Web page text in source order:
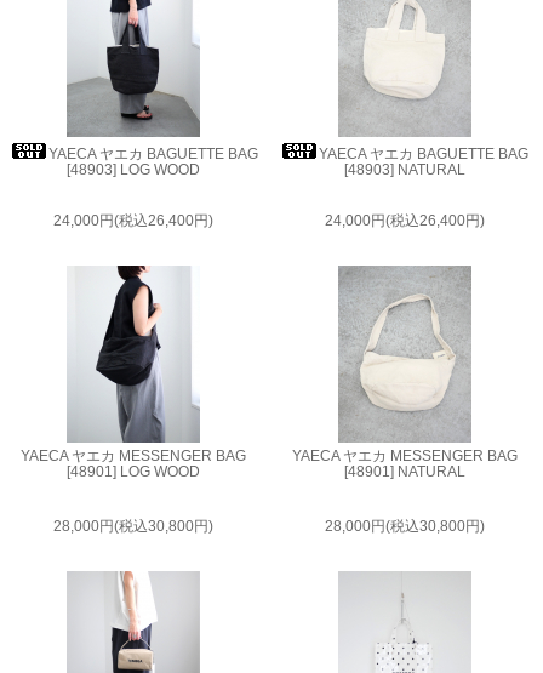
YAECA ヤエカ BAGUETTE BAG
[48903] LOG WOOD
24,000円(税込26,400円)
YAECA ヤエカ BAGUETTE BAG
[48903] NATURAL
24,000円(税込26,400円)
YAECA ヤエカ MESSENGER BAG
[48901] LOG WOOD
28,000円(税込30,800円)
YAECA ヤエカ MESSENGER BAG
[48901] NATURAL
28,000円(税込30,800円)